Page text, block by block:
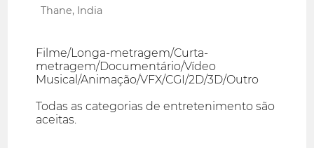
Thane, India
Filme/Longa-metragem/Curta-
metragem/Documentário/Vídeo
Musical/Animação/VFX/CGI/2D/3D/Outro
Todas as categorias de entretenimento são
aceitas.